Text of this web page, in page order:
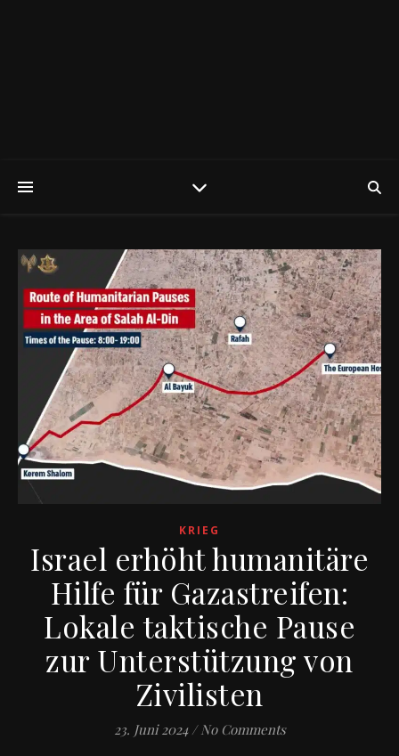
KRIEG
Israel erhöht humanitäre
Hilfe für Gazastreifen:
Lokale taktische Pause
zur Unterstützung von
Zivilisten
23. Juni 2024 / No Comments